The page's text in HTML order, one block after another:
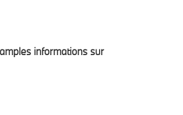
informations sur
Leasing Privé